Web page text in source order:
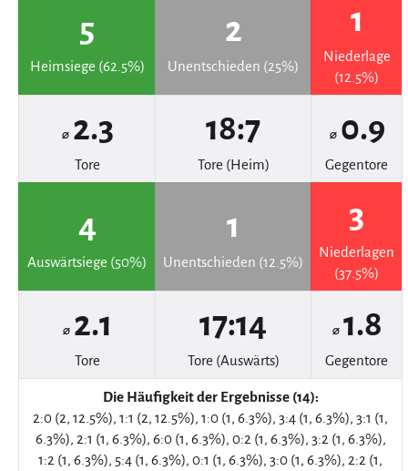
5
Heimsiege (62.5%)
2
Unentschieden (25%)
1
Niederlage
(12.5%)
⌀ 2.3
Tore
18:7
Tore (Heim)
⌀ 0.9
Gegentore
4
Auswärtsiege (50%)
1
Unentschieden (12.5%)
3
Niederlagen
(37.5%)
⌀ 2.1
Tore
17:14
Tore (Auswärts)
⌀ 1.8
Gegentore
Die Häufigkeit der Ergebnisse (14):
2:0 (2, 12.5%), 1:1 (2, 12.5%), 1:0 (1, 6.3%), 3:4 (1, 6.3%), 3:1 (1,
6.3%), 2:1 (1, 6.3%), 6:0 (1, 6.3%), 0:2 (1, 6.3%), 3:2 (1, 6.3%),
1:2 (1, 6.3%), 5:4 (1, 6.3%), 0:1 (1, 6.3%), 3:0 (1, 6.3%), 2:2 (1,